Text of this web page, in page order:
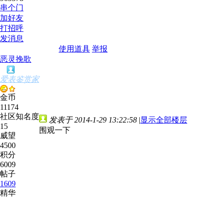
串个门
加好友
打招呼
发消息
使用道具 举报
恶灵挽歌
爱表鉴赏家
金币
11174
社区知名度
15
威望
4500
积分
6009
帖子
1609
精华
发表于 2014-1-29 13:22:58 |显示全部楼层
围观一下